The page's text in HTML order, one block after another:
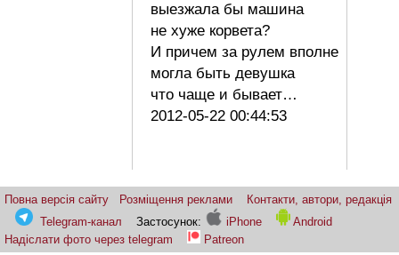
выезжала бы машина
не хуже корвета?
И причем за рулем вполне
могла быть девушка
что чаще и бывает…
2012-05-22 00:44:53
Повна версія сайту Розміщення реклами
Контакти, автори, редакція
Telegram-канал
Застосунок: iPhone
Android
Надіслати фото через telegram
Patreon